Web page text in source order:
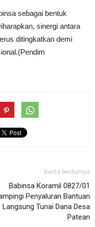
sebagai bentuk
sinergi antara
ditingkatkan demi
Berita berikutnya
Babinsa Koramil 0827/01
Penyaluran Bantuan
Langsung Tunai Dana Desa
Patean